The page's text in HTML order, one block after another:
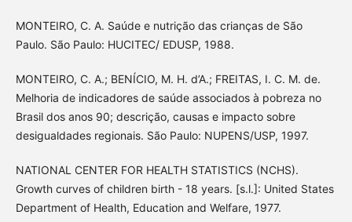
MONTEIRO, C. A. Saúde e nutrição das crianças de São
Paulo. São Paulo: HUCITEC/ EDUSP, 1988.
MONTEIRO, C. A.; BENÍCIO, M. H. d’A.; FREITAS, I. C. M. de.
Melhoria de indicadores de saúde associados à pobreza no
Brasil dos anos 90; descrição, causas e impacto sobre
desigualdades regionais. São Paulo: NUPENS/USP, 1997.
NATIONAL CENTER FOR HEALTH STATISTICS (NCHS).
Growth curves of children birth - 18 years. [s.l.]: United States
Department of Health, Education and Welfare, 1977.